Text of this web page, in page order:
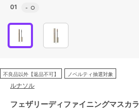
01 - ○
不良品以外【返品不可】 ノベルティ抽選対象
ルナソル
フェザリーディファイニングマスカラ